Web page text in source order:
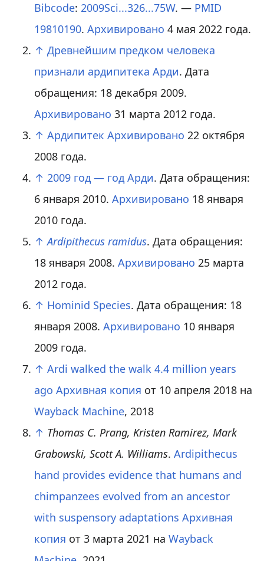
Bibcode: 2009Sci...326...75W. — PMID
19810190. Архивировано 4 мая 2022 года.
↑ Древнейшим предком человека
признали ардипитека Арди. Дата
обращения: 18 декабря 2009.
Архивировано 31 марта 2012 года.
↑ Ардипитек Архивировано 22 октября
2008 года.
↑ 2009 год — год Арди. Дата обращения:
6 января 2010. Архивировано 18 января
2010 года.
↑ Ardipithecus ramidus. Дата обращения:
18 января 2008. Архивировано 25 марта
2012 года.
↑ Hominid Species. Дата обращения: 18
января 2008. Архивировано 10 января
2009 года.
↑ Ardi walked the walk 4.4 million years
ago Архивная копия от 10 апреля 2018 на
Wayback Machine, 2018
↑ Thomas C. Prang, Kristen Ramirez, Mark
Grabowski, Scott A. Williams. Ardipithecus
hand provides evidence that humans and
chimpanzees evolved from an ancestor
with suspensory adaptations Архивная
копия от 3 марта 2021 на Wayback